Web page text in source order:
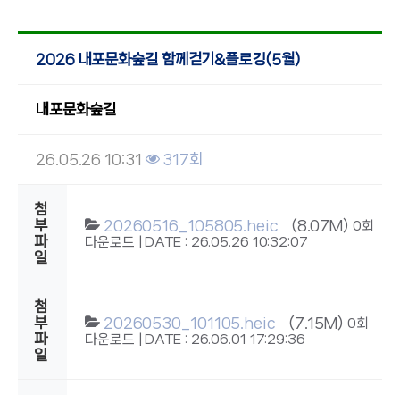
2026 내포문화숲길 함께걷기&플로깅(5월)
내포문화숲길
26.05.26 10:31 317회
첨
부
파
일
20260516_105805.heic (8.07M) 0회
다운로드 | DATE : 26.05.26 10:32:07
첨
부
파
일
20260530_101105.heic (7.15M) 0회
다운로드 | DATE : 26.06.01 17:29:36